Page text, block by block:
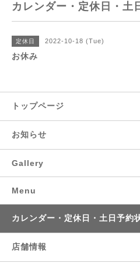
カレンダー・定休日・土
定休日 2022-10-18 (Tue)
お休み
トップページ
お知らせ
Gallery
Menu
カレンダー・定休日・土日予約
店舗情報